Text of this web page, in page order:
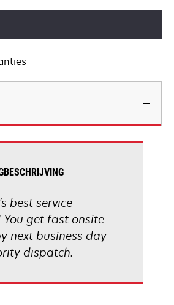
best service
get fast onsite
next business day
dispatch.